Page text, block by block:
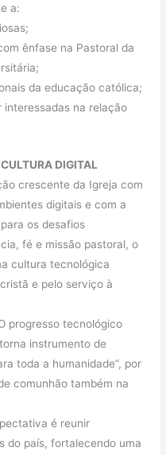
a:
ênfase na Pastoral da
da educação católica;
interessadas na relação
DIGITAL
crescente da Igreja com
digitais e com a
os desafios
fé e missão pastoral, o
cultura tecnológica
e pelo serviço à
progresso tecnológico
instrumento de
toda a humanidade”, por
comunhão também na
é reunir
do país, fortalecendo uma